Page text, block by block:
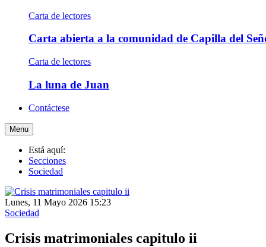
Carta de lectores
Carta abierta a la comunidad de Capilla del
Carta de lectores
La luna de Juan
Contáctese
Menu
Está aquí:
Secciones
Sociedad
Lunes, 11 Mayo 2026 15:23
Sociedad
Crisis matrimoniales capitulo ii